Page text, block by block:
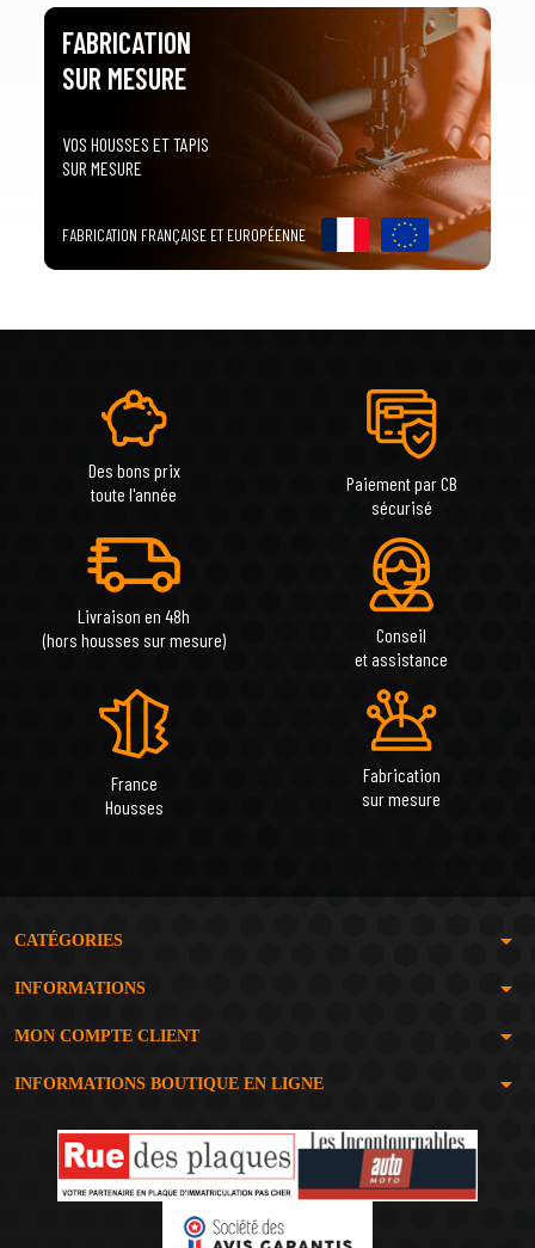
Toutes les marques
arrow_drop_down
PRÉCISEZ LE MODÈLE
arrow_drop_down
FABRICATION
SUR MESURE
VOS HOUSSES ET TAPIS
SUR MESURE
FABRICATION FRANÇAISE ET EUROPÉENNE
Des bons prix
toute l'année
Paiement par CB
sécurisé
Livraison en 48h
(hors housses sur mesure)
Conseil
et assistance
France
Housses
Fabrication
sur mesure
CATÉGORIES arrow_drop_down
INFORMATIONS arrow_drop_down
MON COMPTE CLIENT arrow_drop_down
INFORMATIONS BOUTIQUE EN LIGNE arrow_drop_down